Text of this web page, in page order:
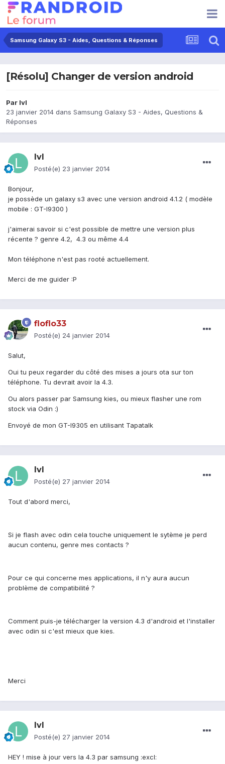
Samsung Galaxy S3 - Aides, Questions & Réponses
[Résolu] Changer de version android
Par lvl
23 janvier 2014 dans Samsung Galaxy S3 - Aides, Questions &
Réponses
lvl
Posté(e) 23 janvier 2014
Bonjour,
je possède un galaxy s3 avec une version android 4.1.2 ( modèle
mobile : GT-I9300 )
j'aimerai savoir si c'est possible de mettre une version plus
récente ? genre 4.2, 4.3 ou même 4.4
Mon téléphone n'est pas rooté actuellement.
Merci de me guider :P
floflo33
Posté(e) 24 janvier 2014
Salut,
Oui tu peux regarder du côté des mises a jours ota sur ton
téléphone. Tu devrait avoir la 4.3.
Ou alors passer par Samsung kies, ou mieux flasher une rom
stock via Odin :)
Envoyé de mon GT-I9305 en utilisant Tapatalk
lvl
Posté(e) 27 janvier 2014
Tout d'abord merci,
Si je flash avec odin cela touche uniquement le sytème je perd
aucun contenu, genre mes contacts ?
Pour ce qui concerne mes applications, il n'y aura aucun
problème de compatibilité ?
Comment puis-je télécharger la version 4.3 d'android et l'installer
avec odin si c'est mieux que kies.
Merci
lvl
Posté(e) 27 janvier 2014
HEY ! mise à jour vers la 4.3 par samsung :excl: